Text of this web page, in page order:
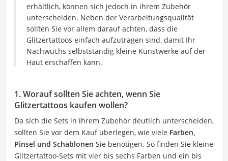
erhältlich, können sich jedoch in ihrem Zubehör
unterscheiden. Neben der Verarbeitungsqualität
sollten Sie vor allem darauf achten, dass die
Glitzertattoos einfach aufzutragen sind, damit Ihr
Nachwuchs selbstständig kleine Kunstwerke auf der
Haut erschaffen kann.
1. Worauf sollten Sie achten, wenn Sie
Glitzertattoos kaufen wollen?
Da sich die Sets in ihrem Zubehör deutlich unterscheiden,
sollten Sie vor dem Kauf überlegen, wie viele Farben,
Pinsel und Schablonen Sie benötigen. So finden Sie kleine
Glitzertattoo-Sets mit vier bis sechs Farben und ein bis